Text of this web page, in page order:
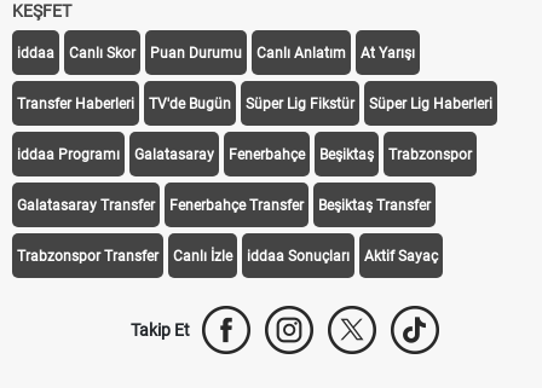
KEŞFET
iddaa Canlı Skor Puan Durumu Canlı Anlatım At Yarışı
Transfer Haberleri TV'de Bugün Süper Lig Fikstür Süper Lig Haberleri
iddaa Programı Galatasaray Fenerbahçe Beşiktaş Trabzonspor
Galatasaray Transfer Fenerbahçe Transfer Beşiktaş Transfer
Trabzonspor Transfer Canlı İzle iddaa Sonuçları Aktif Sayaç
Takip Et